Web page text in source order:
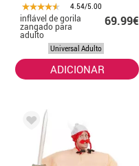
4.54/5.00
inflável de gorila
zangado para
adulto
69.99€
Universal Adulto
ADICIONAR